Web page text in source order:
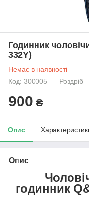
Годинник
332Y)
Немає в наявності
Код: 300005
Роздріб
900 ₴
Опис
Опис
годинник